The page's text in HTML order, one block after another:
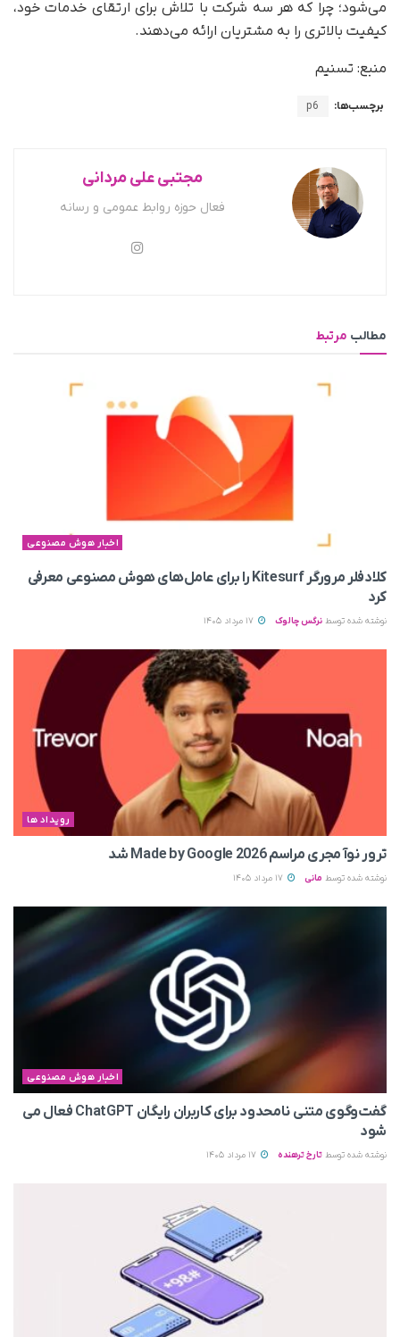
می‌شود؛ چرا که هر سه شرکت با تلاش برای ارتقای خدمات خود،
کیفیت بالاتری را به مشتریان ارائه می‌دهند.
منبع: تسنیم
برچسب‌ها: p6
مجتبی علی مردانی
فعال حوزه روابط عمومی و رسانه
مطالب مرتبط
اخبار هوش مصنوعی
کلادفلر مرورگر Kitesurf را برای عامل‌های هوش مصنوعی معرفی
کرد
نوشته شده توسط نرگس چالوک
رویداد ها
ترور نوآ مجری مراسم Made by Google 2026 شد
نوشته شده توسط مانی
اخبار هوش مصنوعی
گفت‌وگوی متنی نامحدود برای کاربران رایگان ChatGPT فعال می
شود
نوشته شده توسط تارخ ترهنده